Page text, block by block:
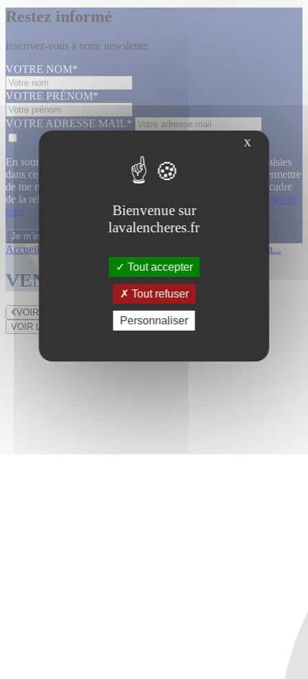
Restez informé
Inscrivez-vous à notre newsletter
VOTRE NOM*
VOTRE PRÉNOM*
VOTRE ADRESSE MAIL*
En soumettant ce formulaire, j’accepte que les informations saisies
dans ce formulaire soient utilisées, exploitées, traitées pour permettre
de me recontacter, pour m’envoyer des informations, dans le cadre
de la relation commerciale qui découle de cette demande.
En savoir
plus
Accueil Affiches cinema...
VENTES TERMINÉES
VOIR LE LOT PRÉCÉDENT
VOIR LE LOT SUIVANT
X
Bienvenue sur
lavalencheres.fr
Tout accepter
Tout refuser
Personnaliser